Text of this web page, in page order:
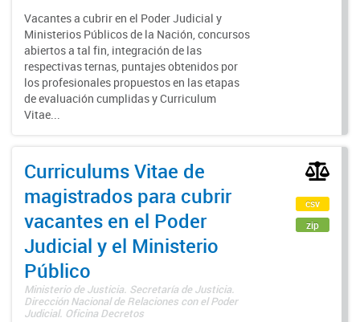
Vacantes a cubrir en el Poder Judicial y
Ministerios Públicos de la Nación, concursos
abiertos a tal fin, integración de las
respectivas ternas, puntajes obtenidos por
los profesionales propuestos en las etapas
de evaluación cumplidas y Curriculum
Vitae...
Curriculums Vitae de
magistrados para cubrir
vacantes en el Poder
Judicial y el Ministerio
Público
Ministerio de Justicia. Secretaría de Justicia.
Dirección Nacional de Relaciones con el Poder
Judicial. Oficina Decretos
csv
zip